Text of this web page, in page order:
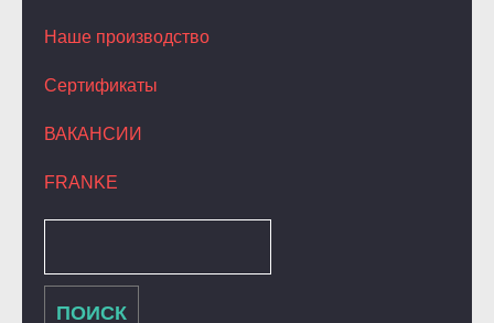
Наше производство
Сертификаты
ВАКАНСИИ
FRANKE